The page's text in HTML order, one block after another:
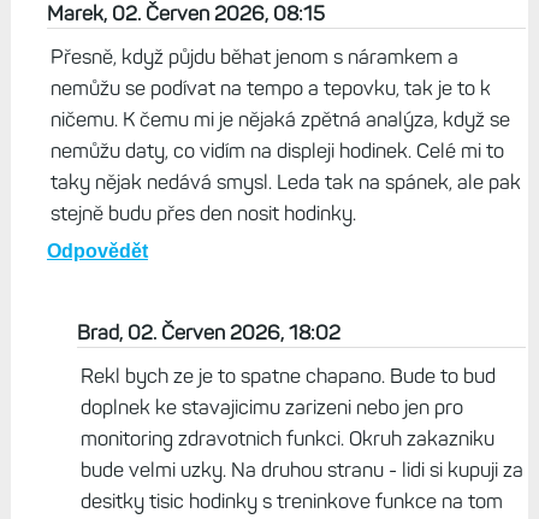
Marek, 02. Červen 2026, 08:15
Přesně, když půjdu běhat jenom s náramkem a
nemůžu se podívat na tempo a tepovku, tak je to k
ničemu. K čemu mi je nějaká zpětná analýza, když se
nemůžu daty, co vidím na displeji hodinek. Celé mi to
taky nějak nedává smysl. Leda tak na spánek, ale pak
stejně budu přes den nosit hodinky.
Odpovědět
Brad, 02. Červen 2026, 18:02
Rekl bych ze je to spatne chapano. Bude to bud
doplnek ke stavajicimu zarizeni nebo jen pro
monitoring zdravotnich funkci. Okruh zakazniku
bude velmi uzky. Na druhou stranu - lidi si kupuji za
desitky tisic hodinky s treninkove funkce na tom